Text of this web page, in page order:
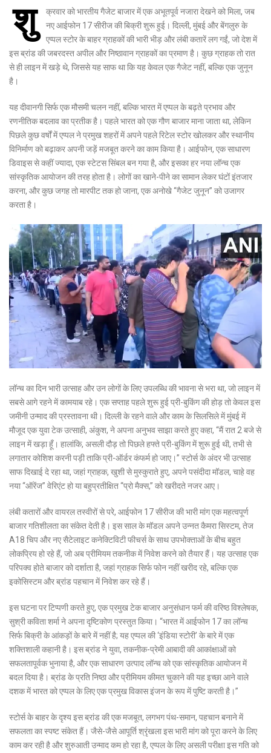
शु
क्रवार को भारतीय गैजेट बाजार में एक अभूतपूर्व नजारा देखने को मिला, जब
नए आईफोन 17 सीरीज की बिक्री शुरू हुई। दिल्ली, मुंबई और बेंगलुरु के
एप्पल स्टोर के बाहर ग्राहकों की भारी भीड़ और लंबी कतारें लग गईं, जो देश में
इस ब्रांड की जबरदस्त अपील और निष्ठावान ग्राहकों का प्रमाण है। कुछ ग्राहक तो रात
से ही लाइन में खड़े थे, जिससे यह साफ था कि यह केवल एक गैजेट नहीं, बल्कि एक जुनून
है।
यह दीवानगी सिर्फ एक मौसमी चलन नहीं, बल्कि भारत में एप्पल के बढ़ते प्रभाव और
रणनीतिक बदलाव का प्रतीक है। पहले भारत को एक गौण बाजार माना जाता था, लेकिन
पिछले कुछ वर्षों में एप्पल ने प्रमुख शहरों में अपने पहले रिटेल स्टोर खोलकर और स्थानीय
विनिर्माण को बढ़ाकर अपनी जड़ें मजबूत करने का काम किया है। आईफोन, एक साधारण
डिवाइस से कहीं ज्यादा, एक स्टेटस सिंबल बन गया है, और इसका हर नया लॉन्च एक
सांस्कृतिक आयोजन की तरह होता है। लोगों का खाने-पीने का सामान लेकर घंटों इंतजार
करना, और कुछ जगह तो मारपीट तक हो जाना, एक अनोखे “गैजेट जुनून” को उजागर
करता है।
लॉन्च का दिन भारी उत्साह और उन लोगों के लिए उपलब्धि की भावना से भरा था, जो लाइन में
सबसे आगे रहने में कामयाब रहे। एक सप्ताह पहले शुरू हुई प्री-बुकिंग की होड़ तो केवल इस
जमीनी उन्माद की प्रस्तावना थी। दिल्ली के रहने वाले और काम के सिलसिले में मुंबई में
मौजूद एक युवा टेक उत्साही, अंकुश, ने अपना अनुभव साझा करते हुए कहा, “मैं रात 2 बजे से
लाइन में खड़ा हूँ। हालांकि, असली दौड़ तो पिछले हफ्ते प्री-बुकिंग में शुरू हुई थी, तभी से
लगातार कोशिश करनी पड़ी ताकि प्री-ऑर्डर कंफर्म हो जाए।” स्टोर्स के अंदर भी उत्साह
साफ दिखाई दे रहा था, जहां ग्राहक, खुशी से मुस्कुराते हुए, अपने पसंदीदा मॉडल, चाहे वह
नया “ऑरेंज” वेरिएंट हो या बहुप्रतीक्षित “प्रो मैक्स,” को खरीदते नजर आए।
लंबी कतारों और वायरल तस्वीरों से परे, आईफोन 17 सीरीज की भारी मांग एक महत्वपूर्ण
बाजार गतिशीलता का संकेत देती है। इस साल के मॉडल अपने उन्नत कैमरा सिस्टम, तेज
A18 चिप और नए सैटेलाइट कनेक्टिविटी फीचर्स के साथ उपभोक्ताओं के बीच बहुत
लोकप्रिय हो रहे हैं, जो अब प्रीमियम तकनीक में निवेश करने को तैयार हैं। यह उत्साह एक
परिपक्व होते बाजार को दर्शाता है, जहां ग्राहक सिर्फ फोन नहीं खरीद रहे, बल्कि एक
इकोसिस्टम और ब्रांड पहचान में निवेश कर रहे हैं।
इस घटना पर टिप्पणी करते हुए, एक प्रमुख टेक बाजार अनुसंधान फर्म की वरिष्ठ विश्लेषक,
सुश्री कविता शर्मा ने अपना दृष्टिकोण प्रस्तुत किया। “भारत में आईफोन 17 का लॉन्च
सिर्फ बिक्री के आंकड़ों के बारे में नहीं है; यह एप्पल की ‘इंडिया स्टोरी’ के बारे में एक
शक्तिशाली कहानी है। इस ब्रांड ने युवा, तकनीक-प्रेमी आबादी की आकांक्षाओं को
सफलतापूर्वक भुनाया है, और एक साधारण उत्पाद लॉन्च को एक सांस्कृतिक आयोजन में
बदल दिया है। ब्रांड के प्रति निष्ठा और प्रीमियम कीमत चुकाने की यह इच्छा आने वाले
दशक में भारत को एप्पल के लिए एक प्रमुख विकास इंजन के रूप में पुष्टि करती है।”
स्टोर्स के बाहर के दृश्य इस ब्रांड की एक मजबूत, लगभग पंथ-समान, पहचान बनाने में
सफलता का स्पष्ट संकेत हैं। जैसे-जैसे आपूर्ति श्रृंखला इस भारी मांग को पूरा करने के लिए
काम कर रही है और शुरुआती उन्माद कम हो रहा है, एप्पल के लिए असली परीक्षा इस गति को